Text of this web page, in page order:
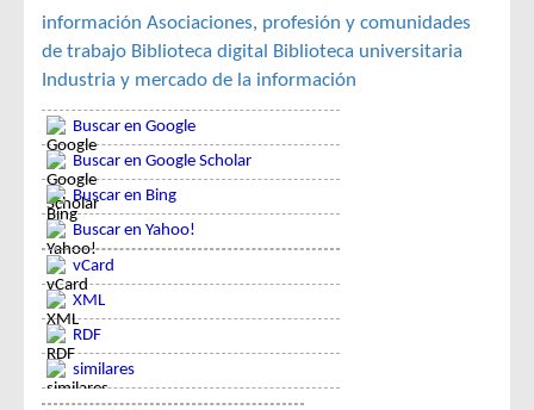
información Asociaciones, profesión y comunidades
de trabajo Biblioteca digital
Biblioteca universitaria
Industria y mercado de la información
Buscar en Google
Buscar en Google Scholar
Buscar en Bing
Buscar en Yahoo!
vCard
XML
RDF
similares